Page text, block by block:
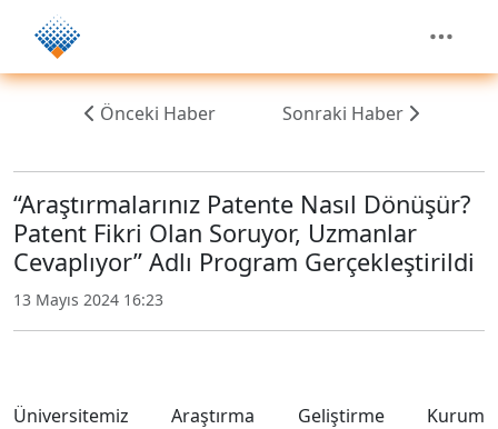
Önceki Haber Sonraki Haber
“Araştırmalarınız Patente Nasıl Dönüşür?
Patent Fikri Olan Soruyor, Uzmanlar
Cevaplıyor” Adlı Program Gerçekleştirildi
13 Mayıs 2024 16:23
Üniversitemiz Araştırma Geliştirme Kurum